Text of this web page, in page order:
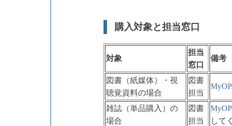
購入対象と担当窓口
対象
担当
窓口
備考
図書（紙媒体）・視
聴覚資料の場合
図書
担当
雑誌（単品購入）の
場合
図書
担当
して